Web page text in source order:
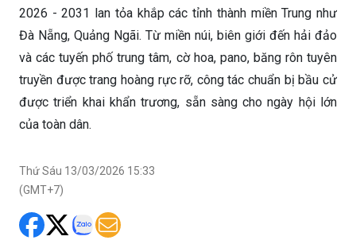
2026 - 2031 lan tỏa khắp các tỉnh thành miền Trung như
Đà Nẵng, Quảng Ngãi. Từ miền núi, biên giới đến hải đảo
và các tuyến phố trung tâm, cờ hoa, pano, băng rôn tuyên
truyền được trang hoàng rực rỡ, công tác chuẩn bị bầu cử
được triển khai khẩn trương, sẵn sàng cho ngày hội lớn
của toàn dân.
Thứ Sáu 13/03/2026 15:33
(GMT+7)